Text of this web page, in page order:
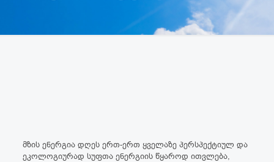
მზის ენერგია დღეს ერთ-ერთ ყველაზე პერსპექტიულ და
ეკოლოგიურად სუფთა ენერგიის წყაროდ ითვლება,